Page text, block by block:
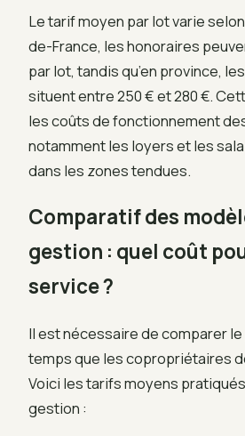
Le tarif moyen par lot varie
de-France, les honoraires
par lot, tandis qu’en province,
situent entre 250 € et 280 €.
les coûts de fonctionnement
notamment les loyers et les
dans les zones tendues.
Comparatif des
gestion : quel coût
service ?
Il est nécessaire de comparer
temps que les copropriétaires
Voici les tarifs moyens
gestion :